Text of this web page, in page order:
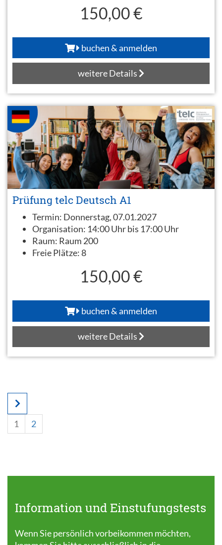
150,00 €
buchen & anmelden
weitere Details
Prüfung telc Deutsch A1
Termin: Donnerstag, 07.01.2027
Organisation: 14:00 Uhr bis 17:00 Uhr
Raum: Raum 200
Freie Plätze: 8
150,00 €
buchen & anmelden
weitere Details
1 2
Information und Einstufungstests
Wenn Sie persönlich vorbeikommen möchten,